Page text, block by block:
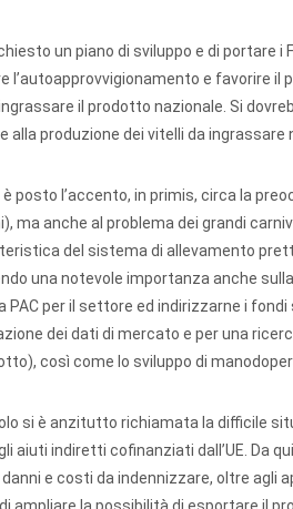
un piano di sviluppo e di portare
l’autoapprovvigionamento e favorire il
il prodotto nazionale. Si
alla produzione dei vitelli da ingrassare
posto l’accento, in primis, circa la
ma anche al problema dei grandi
del sistema di allevamento
una notevole importanza anche
per il settore ed indirizzarne i
dei dati di mercato e per una
così come lo sviluppo di
si è anzitutto richiamata la difficile
aiuti indiretti cofinanziati dall’UE. Da
e costi da indennizzare, oltre agli